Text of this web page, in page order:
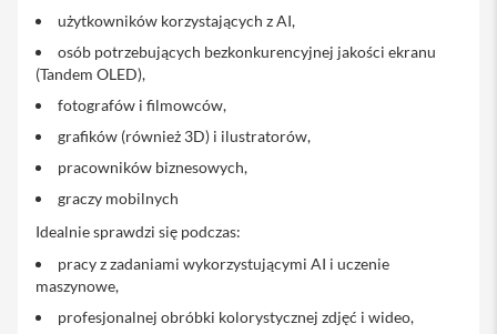
T
o
r
b
n
i
P
o
e
S
użytkowników korzystających z AI,
osób potrzebujących bezkonkurencyjnej jakości ekranu
(Tandem OLED),
fotografów i filmowców,
grafików (również 3D) i ilustratorów,
pracowników biznesowych,
graczy mobilnych
Idealnie sprawdzi się podczas:
pracy z zadaniami wykorzystującymi AI i uczenie
maszynowe,
profesjonalnej obróbki kolorystycznej zdjęć i wideo,